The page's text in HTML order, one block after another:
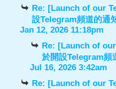
Re: [Launch of our
設Telegram頻道的通
Jan 12, 2026 11:18pm
Re: [Launch of
於開設Telegram頻
Jul 16, 2026 3:42am
Re: [Launch of our